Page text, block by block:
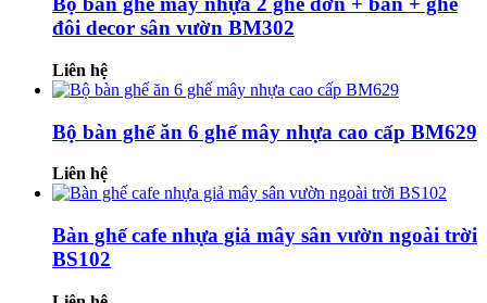
đôi decor sân vườn BM302
Liên hệ
Bộ bàn ghế ăn 6 ghế mây nhựa cao cấp BM629
Liên hệ
Bàn ghế cafe nhựa giả mây sân vườn ngoài trời
BS102